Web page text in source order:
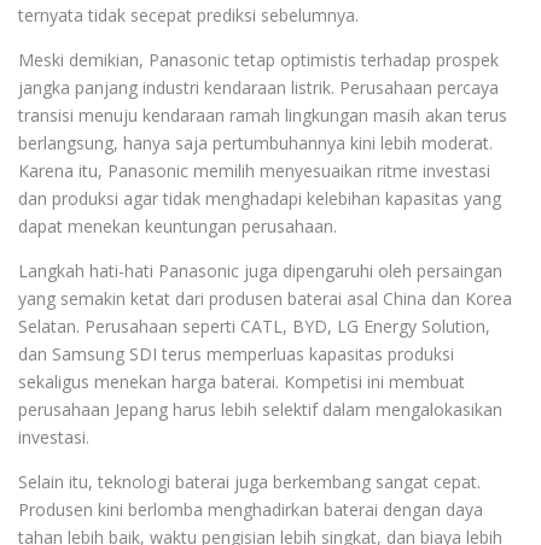
ternyata tidak secepat prediksi sebelumnya.
Meski demikian, Panasonic tetap optimistis terhadap prospek
jangka panjang industri kendaraan listrik. Perusahaan percaya
transisi menuju kendaraan ramah lingkungan masih akan terus
berlangsung, hanya saja pertumbuhannya kini lebih moderat.
Karena itu, Panasonic memilih menyesuaikan ritme investasi
dan produksi agar tidak menghadapi kelebihan kapasitas yang
dapat menekan keuntungan perusahaan.
Langkah hati-hati Panasonic juga dipengaruhi oleh persaingan
yang semakin ketat dari produsen baterai asal China dan Korea
Selatan. Perusahaan seperti CATL, BYD, LG Energy Solution,
dan Samsung SDI terus memperluas kapasitas produksi
sekaligus menekan harga baterai. Kompetisi ini membuat
perusahaan Jepang harus lebih selektif dalam mengalokasikan
investasi.
Selain itu, teknologi baterai juga berkembang sangat cepat.
Produsen kini berlomba menghadirkan baterai dengan daya
tahan lebih baik, waktu pengisian lebih singkat, dan biaya lebih